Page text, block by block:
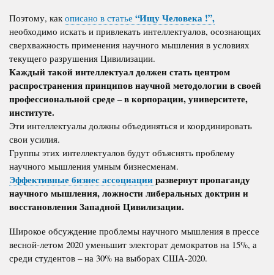
Поэтому, как описано в статье “Ищу Человека !”,
необходимо искать и привлекать интеллектуалов, осознающих
сверхважность применения научного мышления в условиях
текущего разрушения Цивилизации.
Каждый такой интеллектуал должен стать центром
распространения принципов научной методологии в своей
профессиональной среде – в корпорации, университете,
институте.
Эти интеллектуалы должны объединяться и координировать
свои усилия.
Группы этих интеллектуалов будут объяснять проблему
научного мышления умным бизнесменам.
Эффективные бизнес ассоциацииразвернут пропаганду
научного мышления, ложности либеральных доктрин и
восстановления Западной Цивилизации.
Широкое обсуждение проблемы научного мышления в прессе
весной-летом 2020 уменьшит электорат демократов на 15%, а
среди студентов – на 30% на выборах США-2020.